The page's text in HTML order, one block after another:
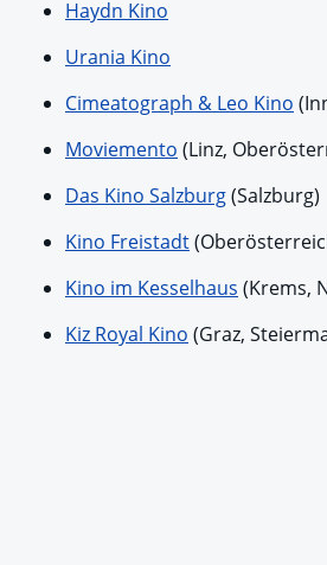
Haydn Kino
Urania Kino
Cimeatograph & Leo Kino
Moviemento (Linz,
Das Kino Salzburg(Salzburg)
Kino Freistadt
Kino im Kesselhaus (Krems,
Kiz Royal Kino (Graz,